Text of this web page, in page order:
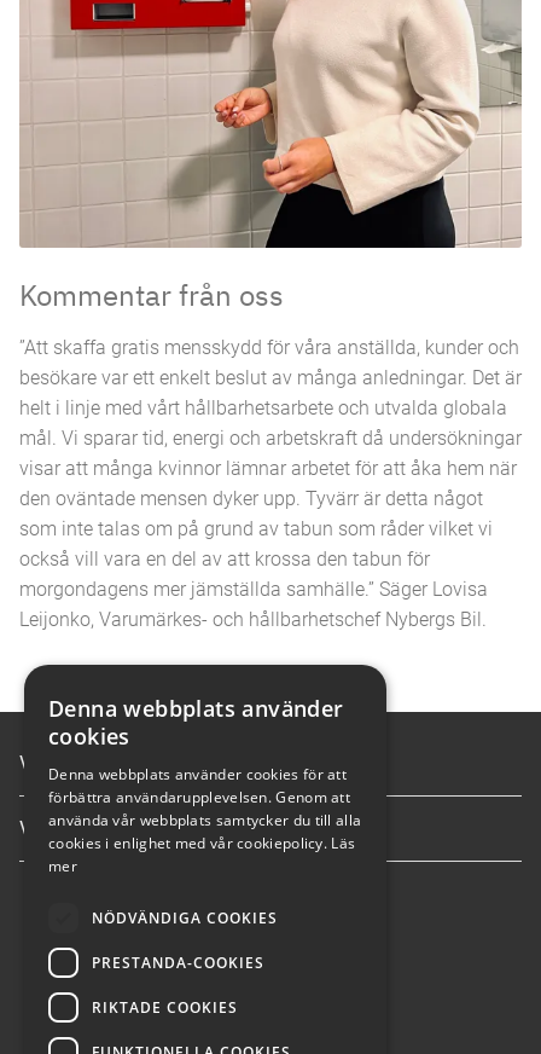
Kommentar från oss
”Att skaffa gratis mensskydd för våra anställda, kunder och
besökare var ett enkelt beslut av många anledningar. Det är
helt i linje med vårt hållbarhetsarbete och utvalda globala
mål. Vi sparar tid, energi och arbetskraft då undersökningar
visar att många kvinnor lämnar arbetet för att åka hem när
den oväntade mensen dyker upp. Tyvärr är detta något
som inte talas om på grund av tabun som råder vilket vi
också vill vara en del av att krossa den tabun för
morgondagens mer jämställda samhälle.” Säger Lovisa
Leijonko, Varumärkes- och hållbarhetschef Nybergs Bil.
Våra tjänster
Våra anläggningar
info@nybergsbil.se
036-304600
Denna webbplats använder
cookies
Denna webbplats använder cookies för att
förbättra användarupplevelsen. Genom att
använda vår webbplats samtycker du till alla
cookies i enlighet med vår cookiepolicy. Läs
mer
NÖDVÄNDIGA COOKIES
PRESTANDA-COOKIES
RIKTADE COOKIES